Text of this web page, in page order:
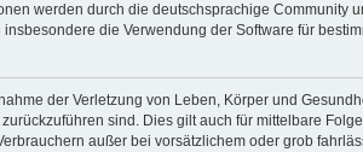
werden durch die deutschsprachige Community
die Verwendung der Software für
der Verletzung von Leben, Körper und
sind. Dies gilt auch für mittelbare
außer bei vorsätzlichem oder grob